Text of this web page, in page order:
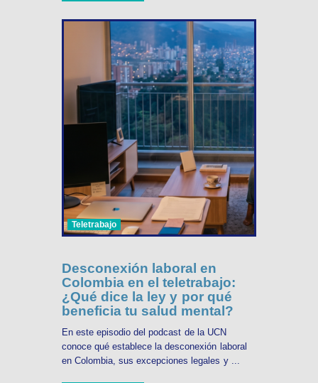
Teletrabajo
Desconexión laboral en
Colombia en el teletrabajo:
¿Qué dice la ley y por qué
beneficia tu salud mental?
En este episodio del podcast de la UCN
conoce qué establece la desconexión laboral
en Colombia, sus excepciones legales y ...